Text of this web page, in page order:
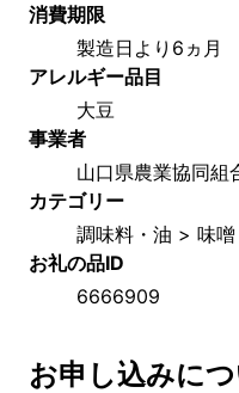
消費期限
製造日より6ヵ月
アレルギー品目
大豆
事業者
山口県農業協同組
カテゴリー
調味料・油 > 味
お礼の品ID
6666909
お申し込みに